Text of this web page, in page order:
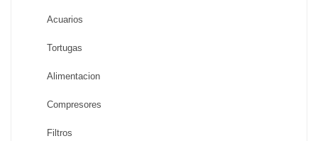
Acuarios
Tortugas
Alimentacion
Compresores
Filtros